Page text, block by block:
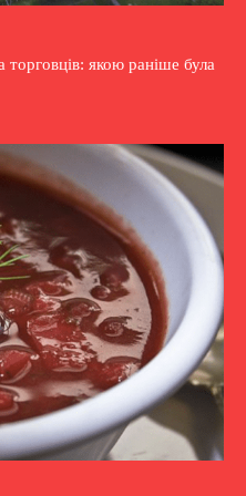
торговців: якою раніше була